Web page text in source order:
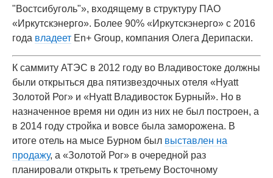
"Востсибуголь"», входящему в структуру ПАО
«Иркутскэнерго». Более 90% «Иркутскэнерго» с 2016
года владеет En+ Group, компания Олега Дерипаски.
К саммиту АТЭС в 2012 году во Владивостоке должны
были открыться два пятизвездочных отеля «Hyatt
Золотой Рог» и «Hyatt Владивосток Бурный». Но в
назначенное время ни один из них не был построен, а
в 2014 году стройка и вовсе была заморожена. В
итоге отель на мысе Бурном был выставлен на
продажу, а «Золотой Рог» в очередной раз
планировали открыть к третьему Восточному